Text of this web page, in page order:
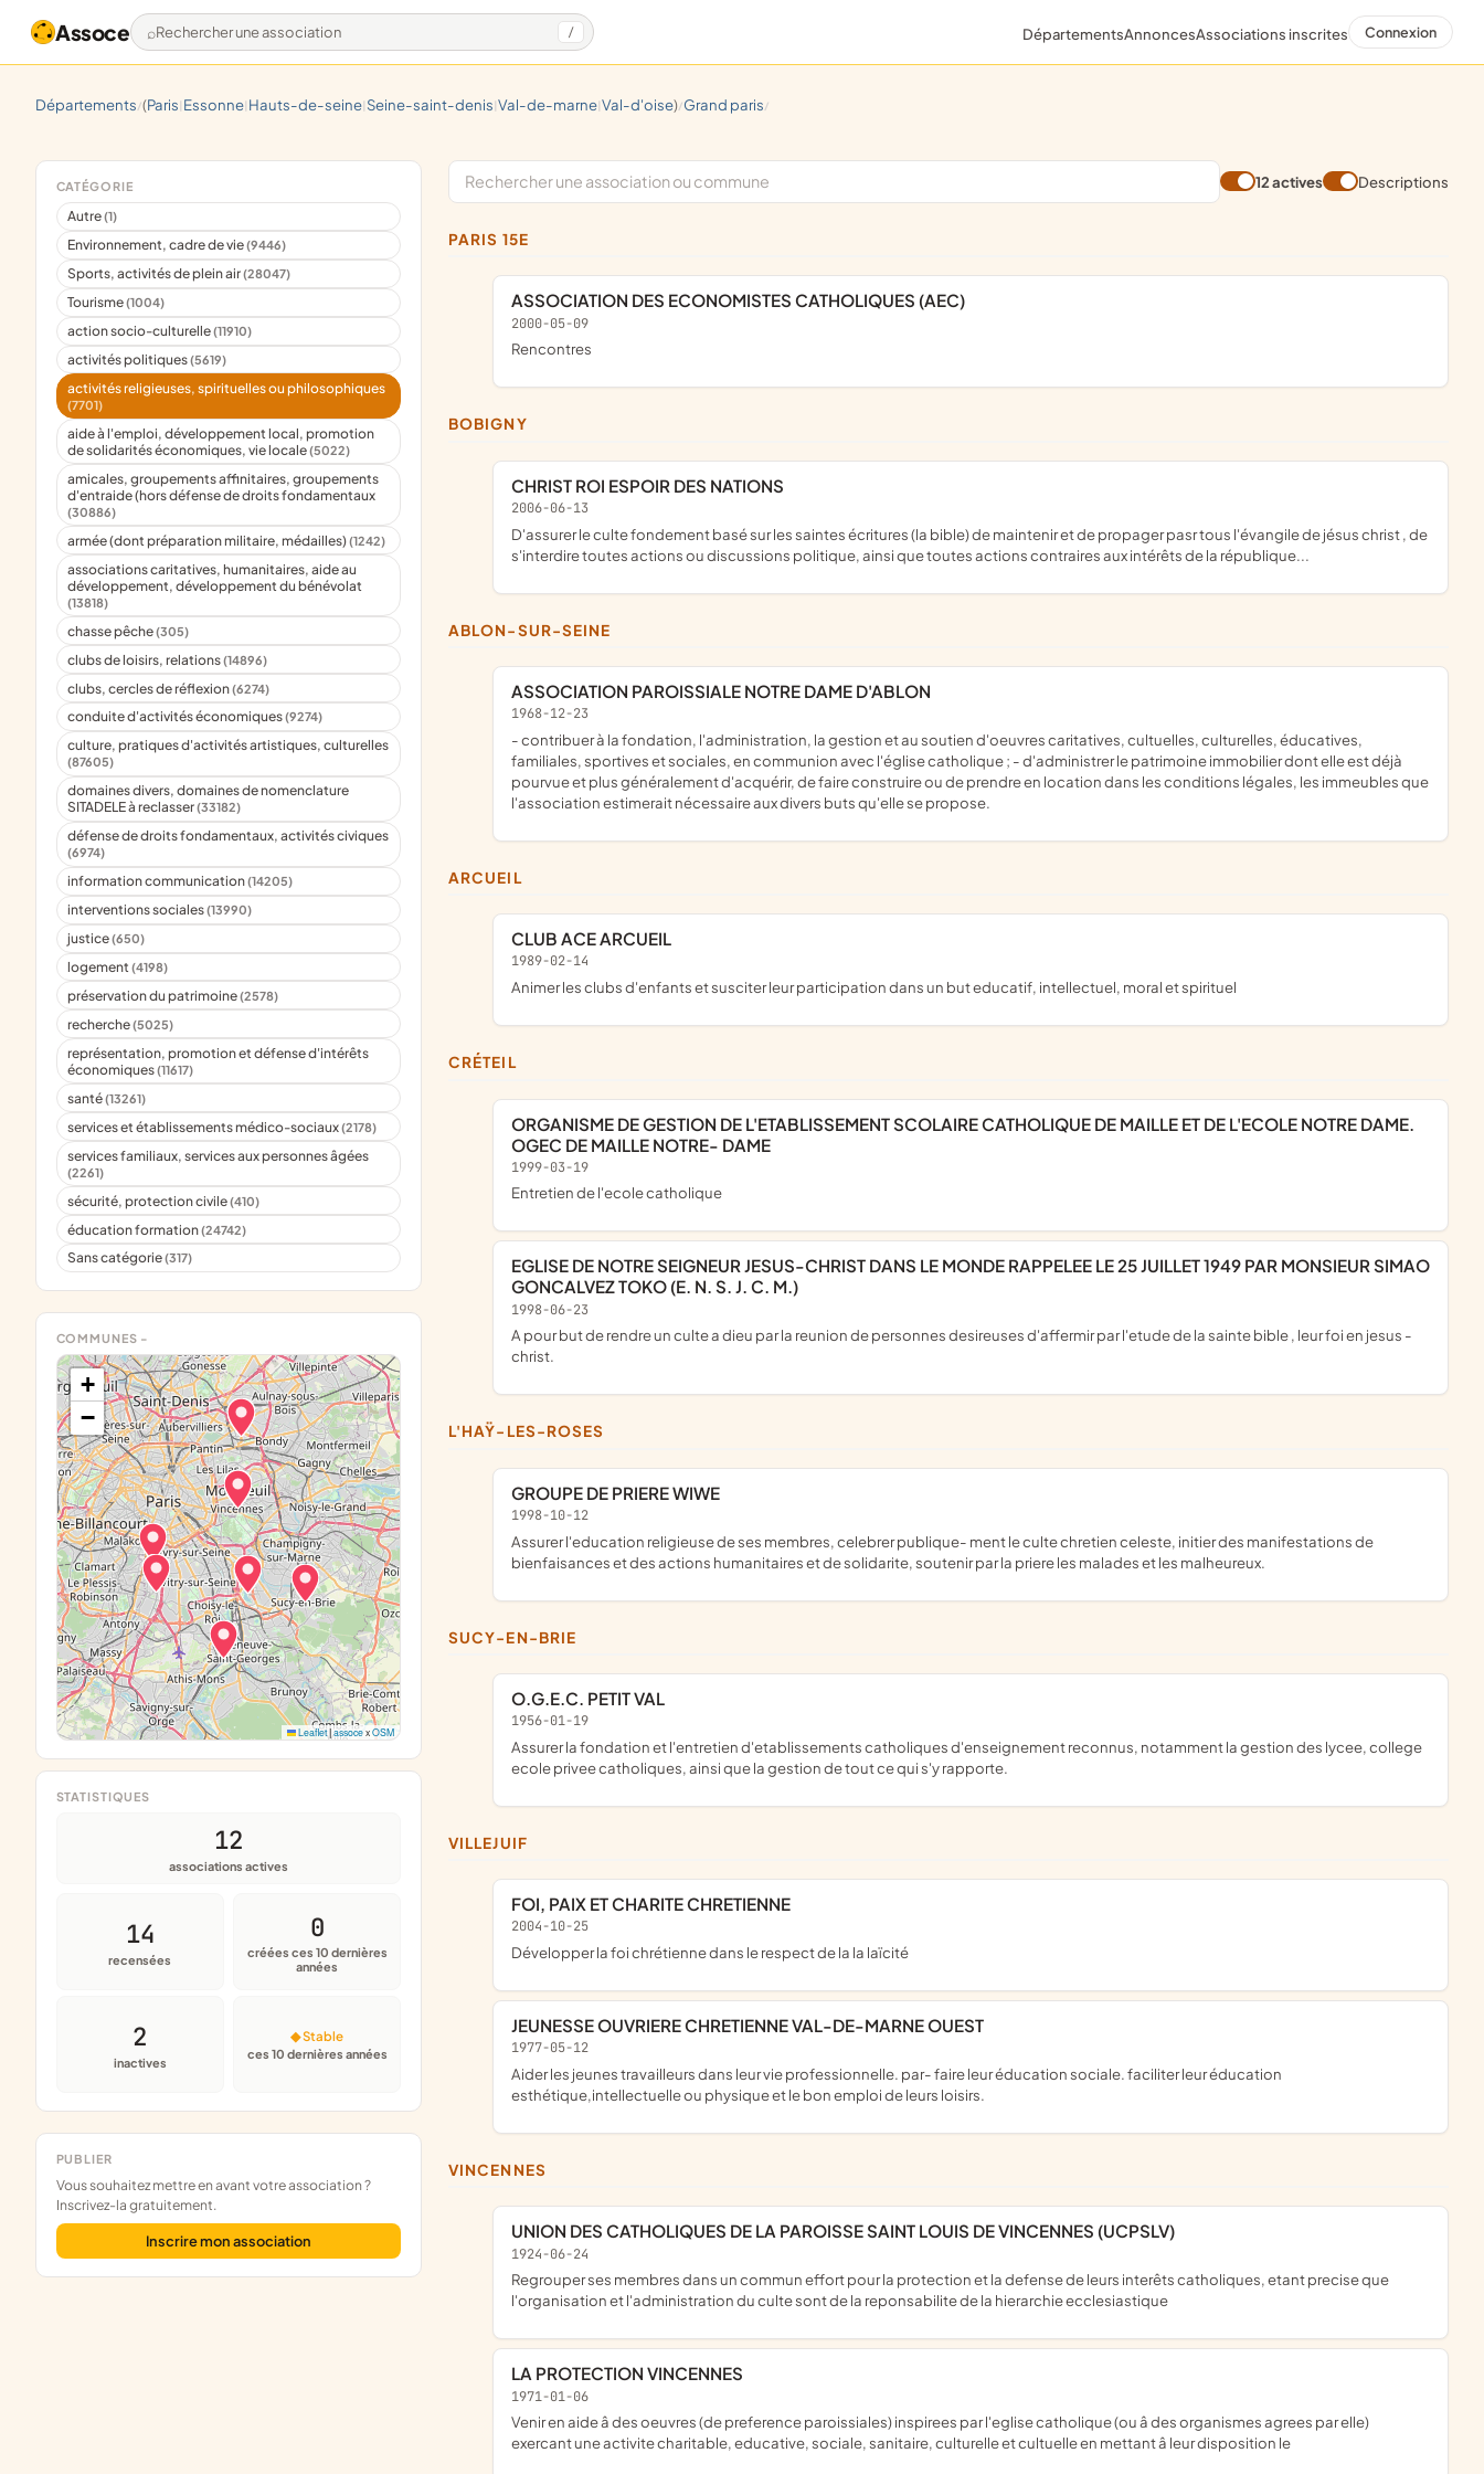
Assoce Rechercher une association / DépartementsAnnoncesAssociations inscrites Connexion
départements/( paris| essonne| hauts-de-seine| seine-saint-denis| val-de-marne| val-d'oise)/ grand paris/
CATÉGORIE
Autre(1)
Environnement, cadre de vie(9446)
Sports, activités de plein air(28047)
Tourisme(1004)
action socio-culturelle(11910)
activités politiques(5619)
activités religieuses, spirituelles ou philosophiques
(7701)
aide à l'emploi, développement local, promotion
de solidarités économiques, vie locale(5022)
amicales, groupements affinitaires, groupements
d'entraide (hors défense de droits fondamentaux
(30886)
armée (dont préparation militaire, médailles)(1242)
associations caritatives, humanitaires, aide au
développement, développement du bénévolat
(13818)
chasse pêche(305)
clubs de loisirs, relations(14896)
clubs, cercles de réflexion(6274)
conduite d'activités économiques(9274)
culture, pratiques d'activités artistiques, culturelles
(87605)
domaines divers, domaines de nomenclature
SITADELE à reclasser(33182)
défense de droits fondamentaux, activités civiques
(6974)
information communication(14205)
interventions sociales(13990)
justice(650)
logement(4198)
préservation du patrimoine(2578)
recherche(5025)
représentation, promotion et défense d'intérêts
économiques(11617)
santé(13261)
services et établissements médico-sociaux(2178)
services familiaux, services aux personnes âgées
(2261)
sécurité, protection civile(410)
éducation formation(24742)
Sans catégorie(317)
STATISTIQUES
12
associations actives
14
recensées
0
créées ces 10 dernières
années
2
inactives
◆ Stable
ces 10 dernières années
PUBLIER
Vous souhaitez mettre en avant votre association ?
Inscrivez-la gratuitement.
Inscrire mon association
12 actives Descriptions
PARIS 15E
ASSOCIATION DES ECONOMISTES CATHOLIQUES (AEC)
2000-05-09
rencontres
BOBIGNY
CHRIST ROI ESPOIR DES NATIONS
2006-06-13
d'assurer le culte fondement basé sur les saintes écritures (la bible) de maintenir et de propager pasr tous l'évangile de jésus christ , de
s'interdire toutes actions ou discussions politique, ainsi que toutes actions contraires aux intérêts de la république...
ABLON-SUR-SEINE
ASSOCIATION PAROISSIALE NOTRE DAME D'ABLON
1968-12-23
- contribuer à la fondation, l'administration, la gestion et au soutien d'oeuvres caritatives, cultuelles, culturelles, éducatives,
familiales, sportives et sociales, en communion avec l'église catholique ; - d'administrer le patrimoine immobilier dont elle est déjà
pourvue et plus généralement d'acquérir, de faire construire ou de prendre en location dans les conditions légales, les immeubles que
l'association estimerait nécessaire aux divers buts qu'elle se propose.
ARCUEIL
CLUB ACE ARCUEIL
1989-02-14
animer les clubs d'enfants et susciter leur participation dans un but educatif, intellectuel, moral et spirituel
CRÉTEIL
ORGANISME DE GESTION DE L'ETABLISSEMENT SCOLAIRE CATHOLIQUE DE MAILLE ET DE L'ECOLE NOTRE DAME.
OGEC DE MAILLE NOTRE- DAME
1999-03-19
entretien de l'ecole catholique
EGLISE DE NOTRE SEIGNEUR JESUS-CHRIST DANS LE MONDE RAPPELEE LE 25 JUILLET 1949 PAR MONSIEUR SIMAO
GONCALVEZ TOKO (E. N. S. J. C. M.)
1998-06-23
a pour but de rendre un culte a dieu par la reunion de personnes desireuses d'affermir par l'etude de la sainte bible , leur foi en jesus -
christ.
L'HAŸ-LES-ROSES
GROUPE DE PRIERE WIWE
1998-10-12
assurer l'education religieuse de ses membres, celebrer publique- ment le culte chretien celeste, initier des manifestations de
bienfaisances et des actions humanitaires et de solidarite, soutenir par la priere les malades et les malheureux.
SUCY-EN-BRIE
O.G.E.C. PETIT VAL
1956-01-19
assurer la fondation et l'entretien d'etablissements catholiques d'enseignement reconnus, notamment la gestion des lycee, college
ecole privee catholiques, ainsi que la gestion de tout ce qui s'y rapporte.
VILLEJUIF
FOI, PAIX ET CHARITE CHRETIENNE
2004-10-25
développer la foi chrétienne dans le respect de la la laïcité
JEUNESSE OUVRIERE CHRETIENNE VAL-DE-MARNE OUEST
1977-05-12
aider les jeunes travailleurs dans leur vie professionnelle. par- faire leur éducation sociale. faciliter leur éducation
esthétique,intellectuelle ou physique et le bon emploi de leurs loisirs.
VINCENNES
UNION DES CATHOLIQUES DE LA PAROISSE SAINT LOUIS DE VINCENNES (UCPSLV)
1924-06-24
regrouper ses membres dans un commun effort pour la protection et la defense de leurs interêts catholiques, etant precise que
l'organisation et l'administration du culte sont de la reponsabilite de la hierarchie ecclesiastique
LA PROTECTION VINCENNES
1971-01-06
venir en aide â des oeuvres (de preference paroissiales) inspirees par l'eglise catholique (ou â des organismes agrees par elle)
exercant une activite charitable, educative, sociale, sanitaire, culturelle et cultuelle en mettant â leur disposition le
COMMUNES -
+
−
Leaflet| assocexOSM